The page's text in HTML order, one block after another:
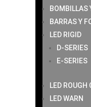
BOMBILLAS
BARRAS Y
LED RIGID
D-SERIES
E-SERIES
LED ROUGH
LED WARN